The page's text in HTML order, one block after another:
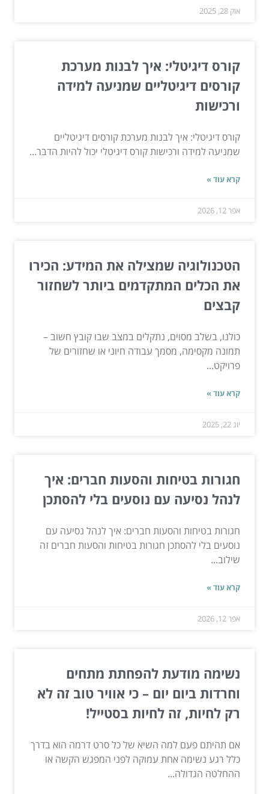
אוק 28, 2025
קורס דיגיטלי: איך לבנות מערכת
קורסים דיגיטליים שמניעה למידה
ורכישות
קורס דיגיטלי: איך לבנות מערכת קורסים דיגיטליים
שמניעה למידה ורכישות קורס דיגיטלי יכול להיות הדבר...
קרא עוד »
אפר 12, 2026
הטכנולוגיה שמצילה את המידע: הכירו
את הכלים המתקדמים ביותר לשחזור
קבצים
כולנו, בשלב מסוים, נתקלים במצב שבו קובץ חשוב –
תמונה מקסימה, מסמך עבודה חיוני או שחזורים של
פרויקט...
קרא עוד »
יונ 22, 2025
חגורות בטיחות והסעות חברים: איך
לנהל נסיעה עם נוסעים בלי להסתכן
חגורות בטיחות והסעות חברים: איך לנהל נסיעה עם
נוסעים בלי להסתכן חגורות בטיחות והסעות חברים זה
שילוב...
קרא עוד »
אפר 12, 2026
נשימה מודעת להפחתת מתחים
וחרדות ביום יום – כי אוויר טוב זה לא
רק לחיות, זה לחיות בסטייל!
אם תהיתם פעם למה השיא של כל סרט דרמה הוא בדרך
כלל רגע נשימה אחת עמוקה לפני המפגש הקשה או
ההחלטה הגדולה...